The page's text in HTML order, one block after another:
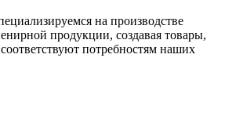
на производстве
продукции, создавая товары,
потребностям наших